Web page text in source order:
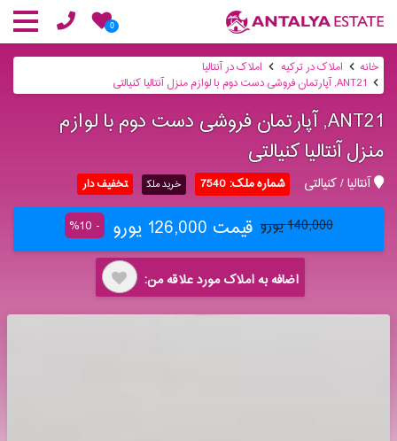
0
خانه املاک در ترکیه
املاک در آنتالیا
ANT21, آپارتمان فروشی دست دوم با لوازم منزل آنتالیا کنیالتی
ANT21, آپارتمان فروشی دست دوم با لوازم
منزل آنتالیا کنیالتی
آنتالیا / کنیالتی شماره ملک: 7540 خرید ملک تخفیف دار
140,000 یورو قیمت 126,000 یورو - 10%
اضافه به املاک مورد علاقه من: